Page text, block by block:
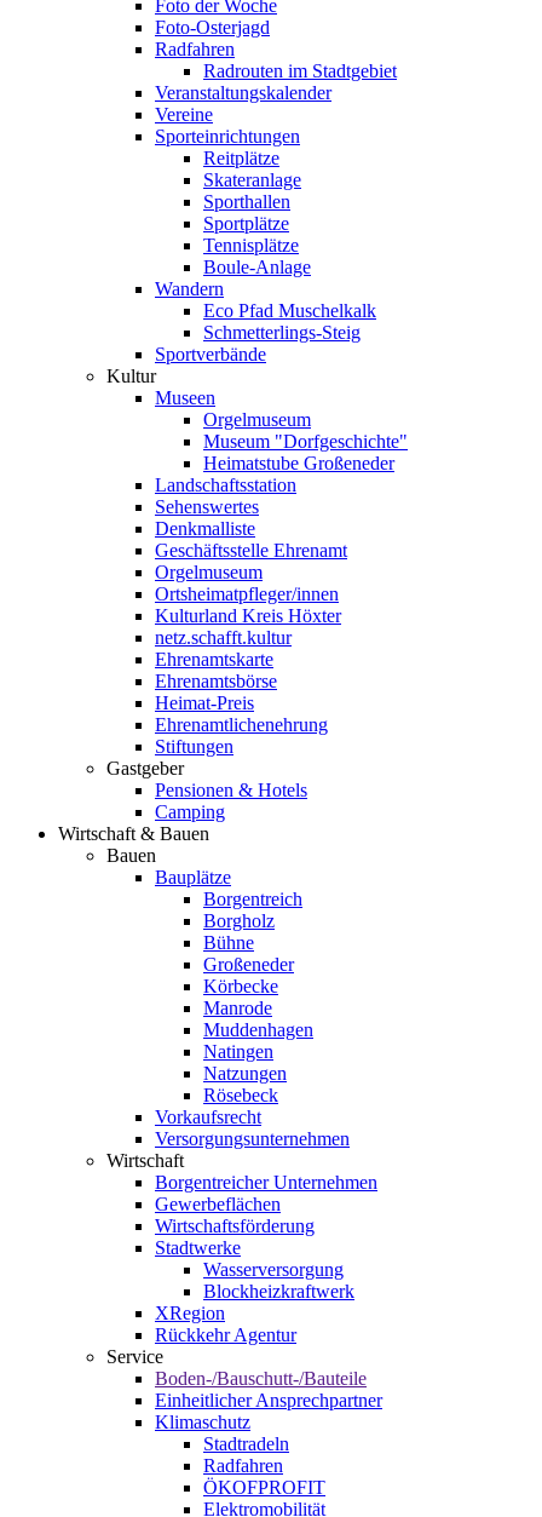
Foto der Woche
Foto-Osterjagd
Radfahren
Radrouten im Stadtgebiet
Veranstaltungskalender
Vereine
Sporteinrichtungen
Reitplätze
Skateranlage
Sporthallen
Sportplätze
Tennisplätze
Boule-Anlage
Wandern
Eco Pfad Muschelkalk
Schmetterlings-Steig
Sportverbände
Kultur
Museen
Orgelmuseum
Museum "Dorfgeschichte"
Heimatstube Großeneder
Landschaftsstation
Sehenswertes
Denkmalliste
Geschäftsstelle Ehrenamt
Orgelmuseum
Ortsheimatpfleger/innen
Kulturland Kreis Höxter
netz.schafft.kultur
Ehrenamtskarte
Ehrenamtsbörse
Heimat-Preis
Ehrenamtlichenehrung
Stiftungen
Gastgeber
Pensionen & Hotels
Camping
Wirtschaft & Bauen
Bauen
Bauplätze
Borgentreich
Borgholz
Bühne
Großeneder
Körbecke
Manrode
Muddenhagen
Natingen
Natzungen
Rösebeck
Vorkaufsrecht
Versorgungsunternehmen
Wirtschaft
Borgentreicher Unternehmen
Gewerbeflächen
Wirtschaftsförderung
Stadtwerke
Wasserversorgung
Blockheizkraftwerk
XRegion
Rückkehr Agentur
Service
Boden-/Bauschutt-/Bauteile
Einheitlicher Ansprechpartner
Klimaschutz
Stadtradeln
Radfahren
ÖKOFPROFIT
Elektromobilität